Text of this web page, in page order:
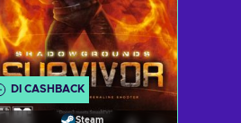
DI CASHBACK
Steam